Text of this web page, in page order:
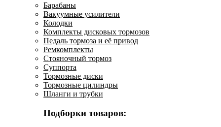
Барабаны
Вакуумные усилители
Колодки
Комплекты дисковых тормозов
Педаль тормоза и её привод
Ремкомплекты
Стояночный тормоз
Суппорта
Тормозные диски
Тормозные цилиндры
Шланги и трубки
Подборки товаров: